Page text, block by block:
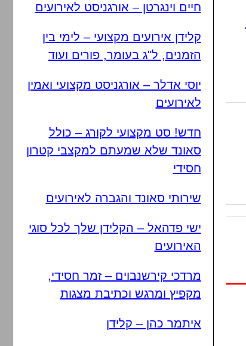
חיים וינגרטן – אורגניסט לאירועים
קלידן אירועים מקצועי – לימי בין
הזמנים, ל"ג בעומר, פורים ועוד
יוסי אדלר – אורגניסט מקצועי ואמין
לאירועים
חדש! סט מקצועי לקורג – כולל
סאונד שלא שמעתם למקצבי קטרון
חסידי
שירותי סאונד והגברה לאירועים
ישי פדהאל – הקלידן שלך לכל סוגי
האירועים
מרדכי קירשנבוים – זמר חסידי,
מקפיץ ומרגש וכתיבת מצגות
איתמר כהן – קלידן